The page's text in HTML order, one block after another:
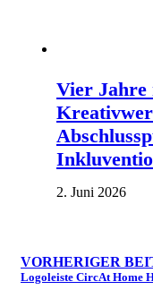
Vier Jahre
2. Juni 2026
VORHERIGER
Logoleiste CircAt Home